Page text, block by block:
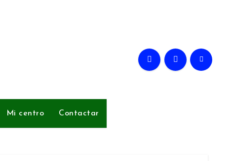
Mi centro Contactar